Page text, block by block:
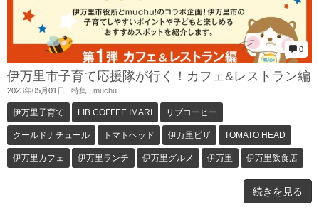
0
伊万里市子育て応援隊が行く！カフェ&レストラン編
2023年05月01日 特集 muchu
伊万里子育て LIB COFFEE IMARI リブコーヒー
クールドナチュール トマトヘッド 伊万里ピザ TOMATO HEAD
伊万里カフェ 伊万里ランチ 伊万里グルメ 伊万里 伊万里飲食店
続きを見る